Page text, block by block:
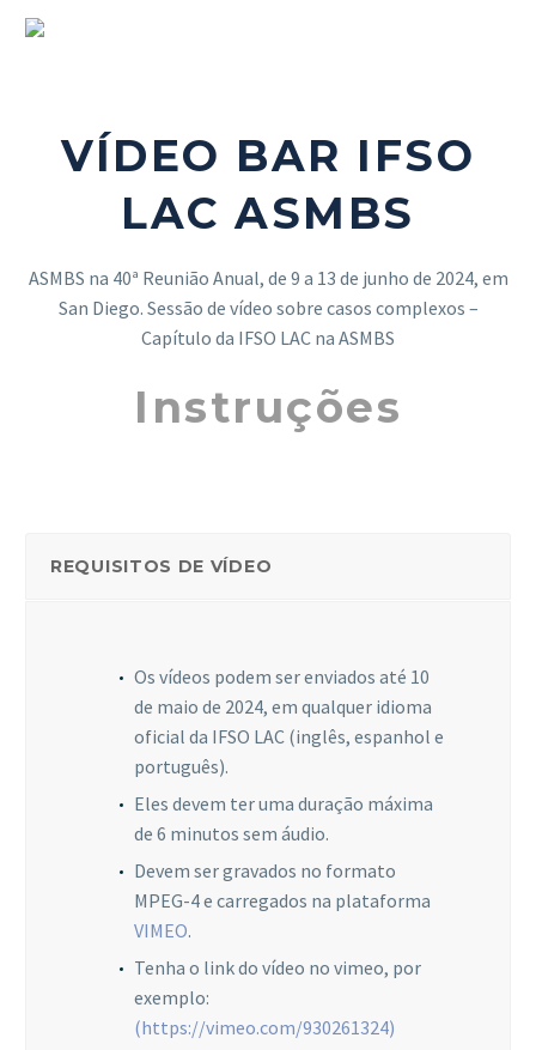
VÍDEO BAR IFSO
LAC ASMBS
ASMBS na 40ª Reunião Anual, de 9 a 13 de junho de 2024, em
San Diego. Sessão de vídeo sobre casos complexos –
Capítulo da IFSO LAC na ASMBS
Instruções
REQUISITOS DE VÍDEO
Os vídeos podem ser enviados até 10
de maio de 2024, em qualquer idioma
oficial da IFSO LAC (inglês, espanhol e
português).
Eles devem ter uma duração máxima
de 6 minutos sem áudio.
Devem ser gravados no formato
MPEG-4 e carregados na plataforma
VIMEO.
Tenha o link do vídeo no vimeo, por
exemplo:
(https://vimeo.com/930261324)